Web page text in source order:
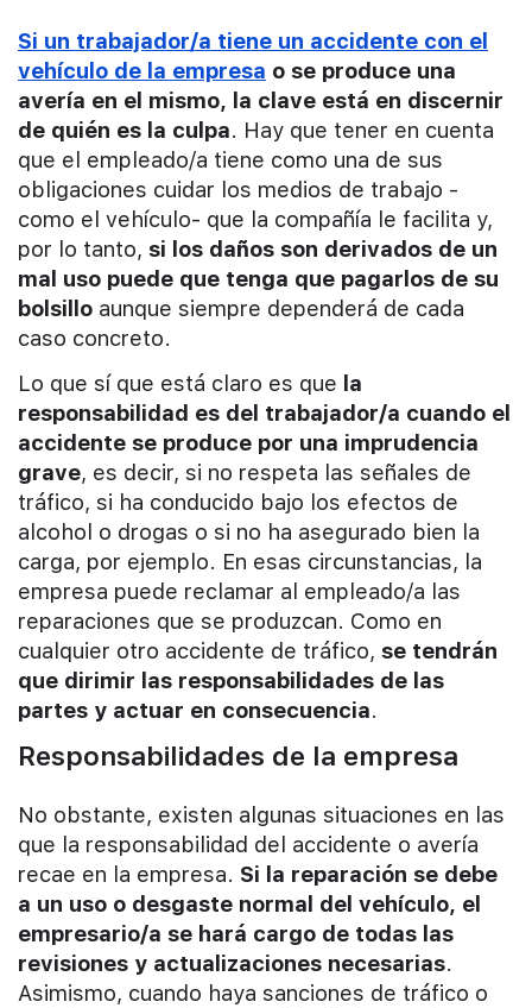
Si un trabajador/a tiene un accidente con el
vehículo de la empresa o se produce una
avería en el mismo, la clave está en discernir
de quién es la culpa. Hay que tener en cuenta
que el empleado/a tiene como una de sus
obligaciones cuidar los medios de trabajo -
como el vehículo- que la compañía le facilita y,
por lo tanto, si los daños son derivados de un
mal uso puede que tenga que pagarlos de su
bolsillo aunque siempre dependerá de cada
caso concreto.
Lo que sí que está claro es que la
responsabilidad es del trabajador/a cuando el
accidente se produce por una imprudencia
grave, es decir, si no respeta las señales de
tráfico, si ha conducido bajo los efectos de
alcohol o drogas o si no ha asegurado bien la
carga, por ejemplo. En esas circunstancias, la
empresa puede reclamar al empleado/a las
reparaciones que se produzcan. Como en
cualquier otro accidente de tráfico, se tendrán
que dirimir las responsabilidades de las
partes y actuar en consecuencia.
Responsabilidades de la empresa
No obstante, existen algunas situaciones en las
que la responsabilidad del accidente o avería
recae en la empresa. Si la reparación se debe
a un uso o desgaste normal del vehículo, el
empresario/a se hará cargo de todas las
revisiones y actualizaciones necesarias.
Asimismo, cuando haya sanciones de tráfico o